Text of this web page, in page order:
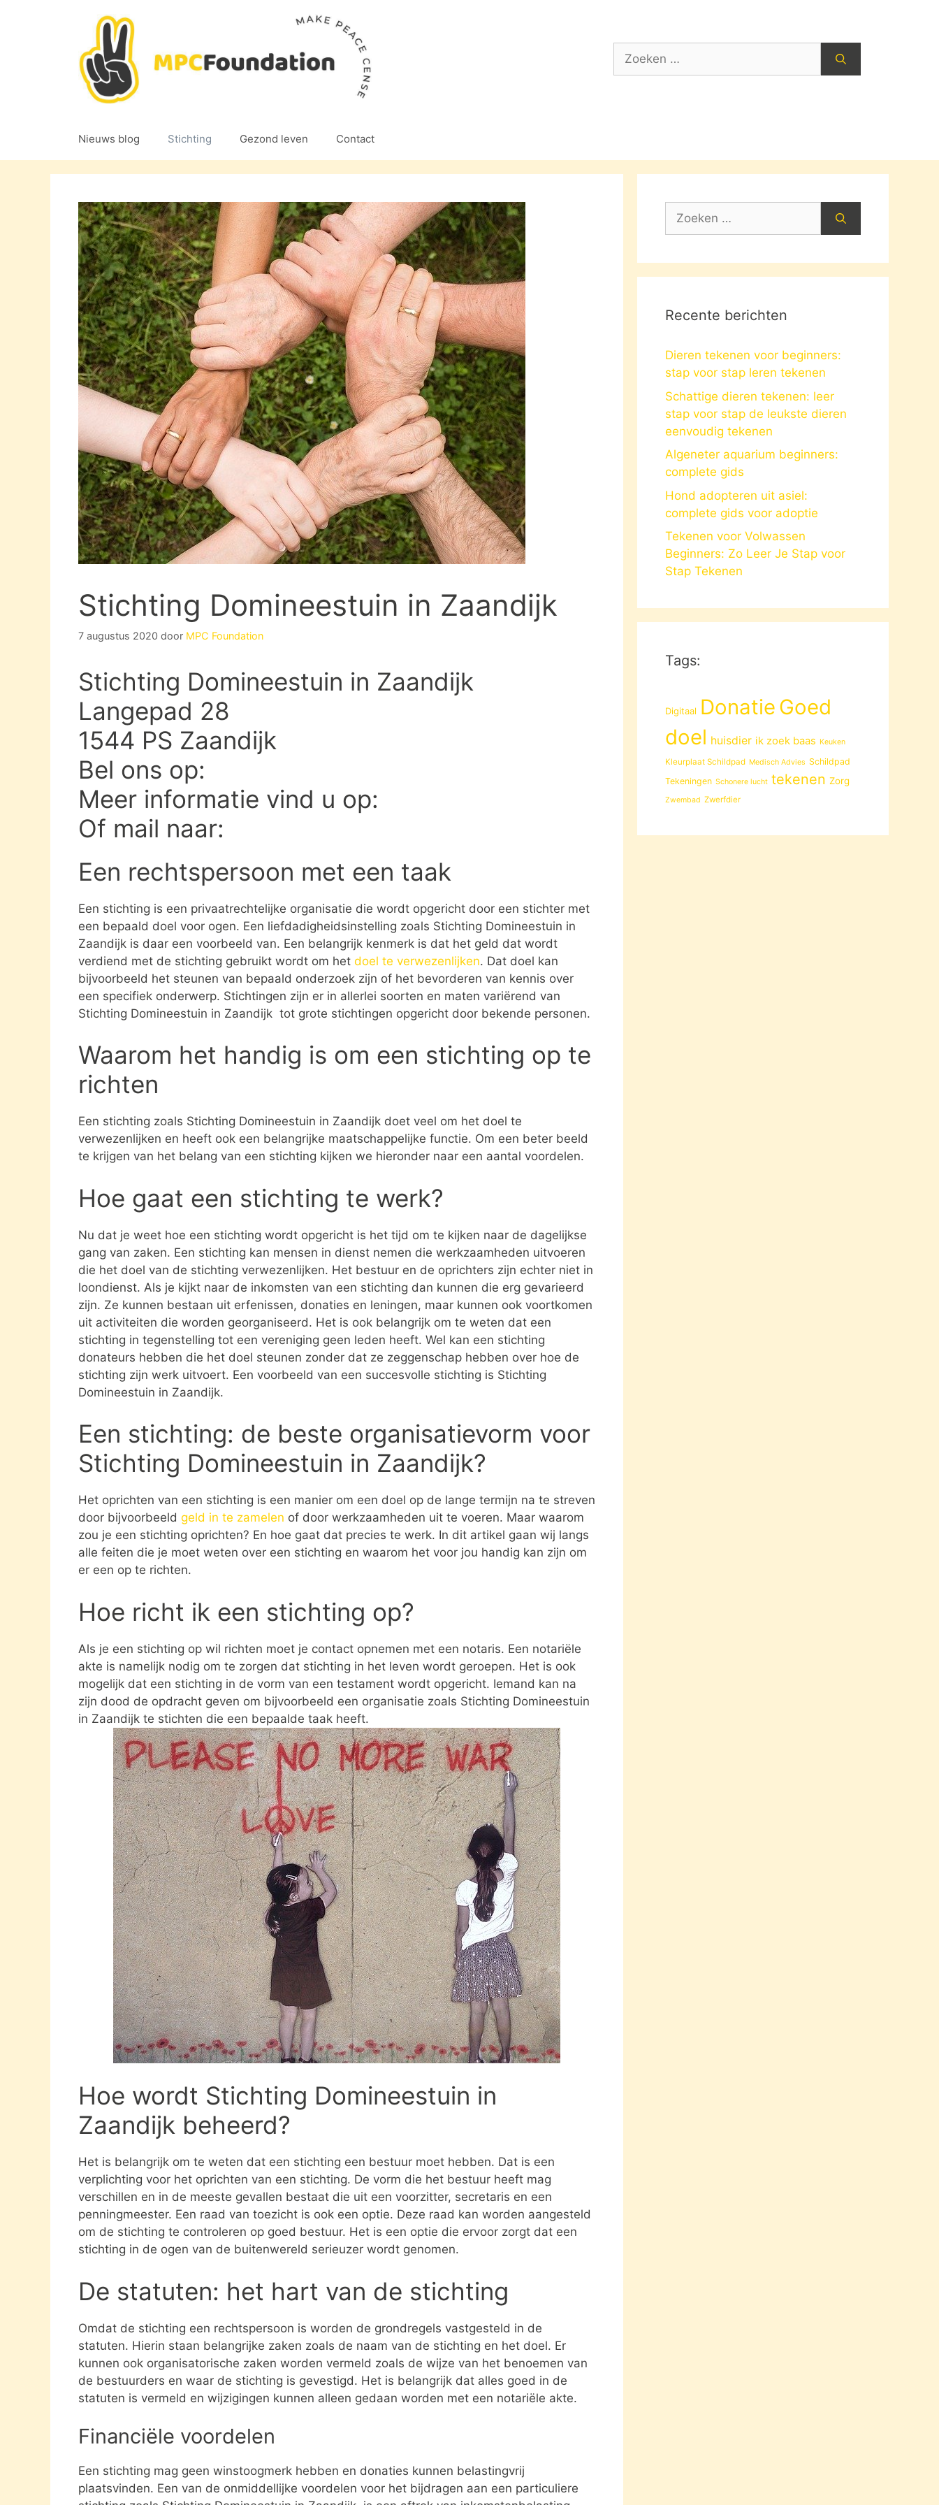
Zoek
Nieuws blog Stichting Gezond leven Contact
Stichting Domineestuin in Zaandijk
7 augustus 2020 door MPC Foundation
Stichting Domineestuin in Zaandijk
Langepad 28
1544 PS Zaandijk
Bel ons op:
Meer informatie vind u op:
Of mail naar:
Een rechtspersoon met een taak
Een stichting is een privaatrechtelijke organisatie die wordt opgericht door een stichter met
een bepaald doel voor ogen. Een liefdadigheidsinstelling zoals Stichting Domineestuin in
Zaandijk is daar een voorbeeld van. Een belangrijk kenmerk is dat het geld dat wordt
verdiend met de stichting gebruikt wordt om het doel te verwezenlijken. Dat doel kan
bijvoorbeeld het steunen van bepaald onderzoek zijn of het bevorderen van kennis over
een specifiek onderwerp. Stichtingen zijn er in allerlei soorten en maten variërend van
Stichting Domineestuin in Zaandijk tot grote stichtingen opgericht door bekende personen.
Waarom het handig is om een stichting op te
richten
Een stichting zoals Stichting Domineestuin in Zaandijk doet veel om het doel te
verwezenlijken en heeft ook een belangrijke maatschappelijke functie. Om een beter beeld
te krijgen van het belang van een stichting kijken we hieronder naar een aantal voordelen.
Hoe gaat een stichting te werk?
Nu dat je weet hoe een stichting wordt opgericht is het tijd om te kijken naar de dagelijkse
gang van zaken. Een stichting kan mensen in dienst nemen die werkzaamheden uitvoeren
die het doel van de stichting verwezenlijken. Het bestuur en de oprichters zijn echter niet in
loondienst. Als je kijkt naar de inkomsten van een stichting dan kunnen die erg gevarieerd
zijn. Ze kunnen bestaan uit erfenissen, donaties en leningen, maar kunnen ook voortkomen
uit activiteiten die worden georganiseerd. Het is ook belangrijk om te weten dat een
stichting in tegenstelling tot een vereniging geen leden heeft. Wel kan een stichting
donateurs hebben die het doel steunen zonder dat ze zeggenschap hebben over hoe de
stichting zijn werk uitvoert. Een voorbeeld van een succesvolle stichting is Stichting
Domineestuin in Zaandijk.
Een stichting: de beste organisatievorm voor
Stichting Domineestuin in Zaandijk?
Het oprichten van een stichting is een manier om een doel op de lange termijn na te streven
door bijvoorbeeld geld in te zamelen of door werkzaamheden uit te voeren. Maar waarom
zou je een stichting oprichten? En hoe gaat dat precies te werk. In dit artikel gaan wij langs
alle feiten die je moet weten over een stichting en waarom het voor jou handig kan zijn om
er een op te richten.
Hoe richt ik een stichting op?
Als je een stichting op wil richten moet je contact opnemen met een notaris. Een notariële
akte is namelijk nodig om te zorgen dat stichting in het leven wordt geroepen. Het is ook
mogelijk dat een stichting in de vorm van een testament wordt opgericht. Iemand kan na
zijn dood de opdracht geven om bijvoorbeeld een organisatie zoals Stichting Domineestuin
in Zaandijk te stichten die een bepaalde taak heeft.
Hoe wordt Stichting Domineestuin in
Zaandijk beheerd?
Het is belangrijk om te weten dat een stichting een bestuur moet hebben. Dat is een
verplichting voor het oprichten van een stichting. De vorm die het bestuur heeft mag
verschillen en in de meeste gevallen bestaat die uit een voorzitter, secretaris en een
penningmeester. Een raad van toezicht is ook een optie. Deze raad kan worden aangesteld
om de stichting te controleren op goed bestuur. Het is een optie die ervoor zorgt dat een
stichting in de ogen van de buitenwereld serieuzer wordt genomen.
De statuten: het hart van de stichting
Omdat de stichting een rechtspersoon is worden de grondregels vastgesteld in de
statuten. Hierin staan belangrijke zaken zoals de naam van de stichting en het doel. Er
kunnen ook organisatorische zaken worden vermeld zoals de wijze van het benoemen van
de bestuurders en waar de stichting is gevestigd. Het is belangrijk dat alles goed in de
statuten is vermeld en wijzigingen kunnen alleen gedaan worden met een notariële akte.
Financiële voordelen
Een stichting mag geen winstoogmerk hebben en donaties kunnen belastingvrij
plaatsvinden. Een van de onmiddellijke voordelen voor het bijdragen aan een particuliere
Zoek
Recente berichten
Dieren tekenen voor beginners:
stap voor stap leren tekenen
Schattige dieren tekenen: leer
stap voor stap de leukste dieren
eenvoudig tekenen
Algeneter aquarium beginners:
complete gids
Hond adopteren uit asiel:
complete gids voor adoptie
Tekenen voor Volwassen
Beginners: Zo Leer Je Stap voor
Stap Tekenen
Tags:
Digitaal Donatie Goed
doel huisdier ik zoek baas Keuken
Kleurplaat Schildpad Medisch Advies Schildpad
Tekeningen Schonere lucht tekenen Zorg
Zwembad Zwerfdier